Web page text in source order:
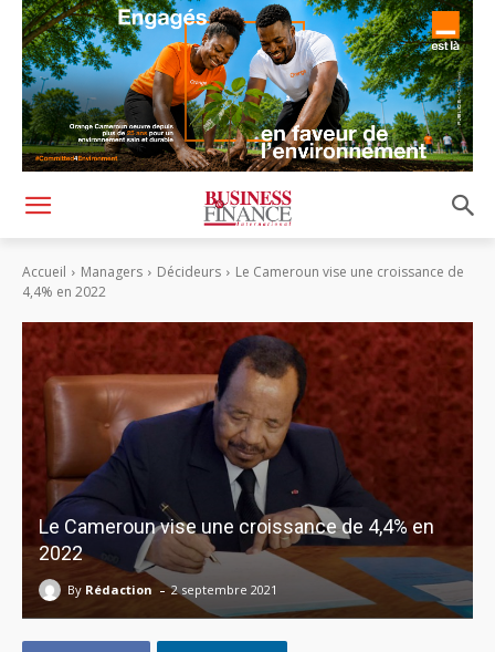
Accueil Managers Décideurs
Le Cameroun vise une croissance de
4,4% en 2022
Le Cameroun vise une croissance de 4,4% en
2022
By Rédaction - 2 septembre 2021